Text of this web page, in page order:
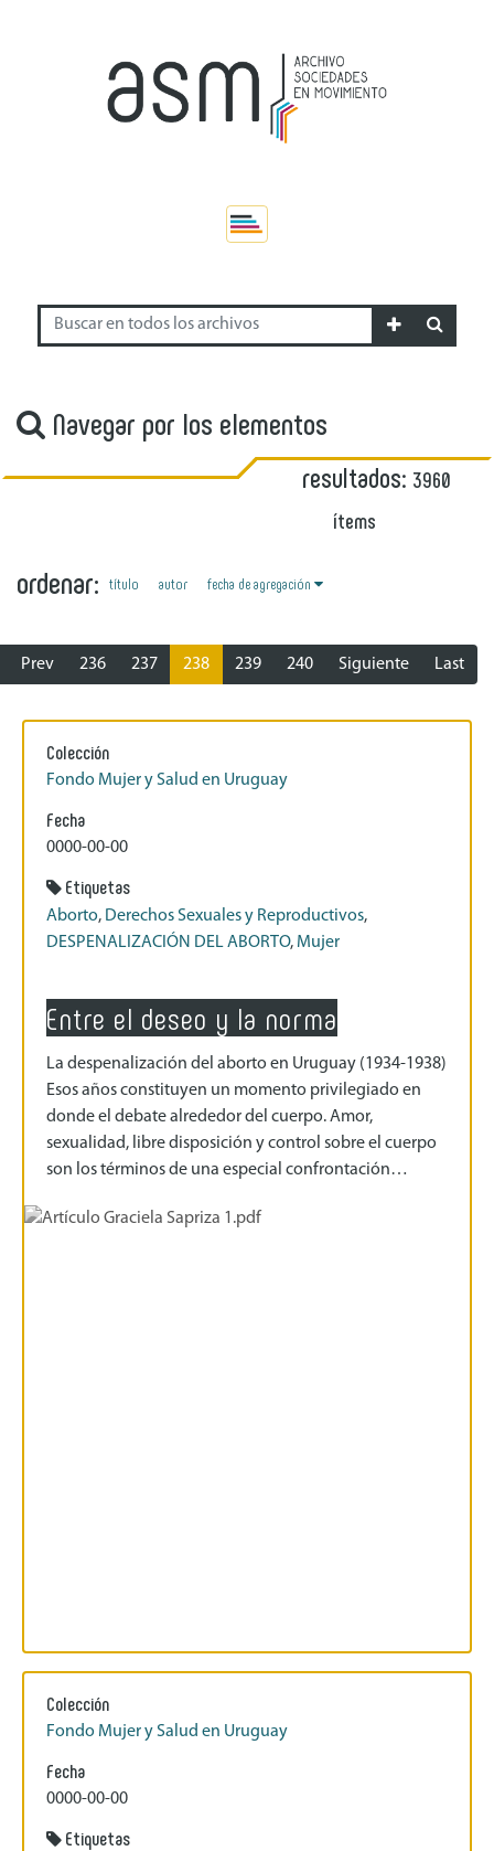
Navegar por los elementos
resultados: 3960
ítems
ordenar: título autor fecha de agregación
Prev 236 237 238 239 240 Siguiente Last
Colección
Fondo Mujer y Salud en Uruguay
Fecha
0000-00-00
Etiquetas
Aborto, Derechos Sexuales y Reproductivos,
DESPENALIZACIÓN DEL ABORTO, Mujer
Entre el deseo y la norma
La despenalización del aborto en Uruguay (1934-1938)
Esos años constituyen un momento privilegiado en
donde el debate alrededor del cuerpo. Amor,
sexualidad, libre disposición y control sobre el cuerpo
son los términos de una especial confrontación…
Colección
Fondo Mujer y Salud en Uruguay
Fecha
0000-00-00
Etiquetas